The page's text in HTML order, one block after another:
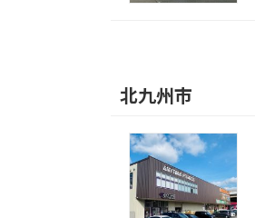
北九州市